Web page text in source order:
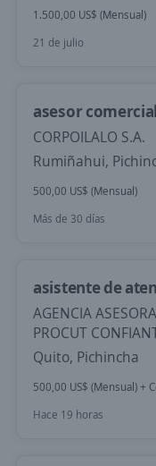
1.500,00 US$ (Mensual)
21 de julio
asesor
CORPOILALO S.A.
Rumiñahui,
500,00 US$ (Mensual)
Más de 30 días
asistente de
AGENCIA
PROCUT
Quito, Pichincha
500,00 US$ (Mensual) +
Hace 19 horas